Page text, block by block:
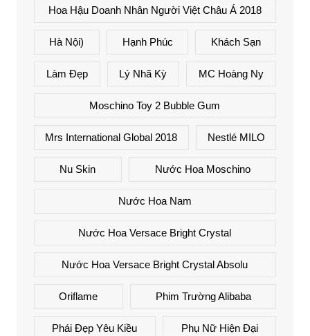
Hoa Hậu Doanh Nhân Người Việt Châu Á 2018
Hà Nội) Hạnh Phúc Khách Sạn
Làm Đẹp Lý Nhã Kỳ MC Hoàng Ny
Moschino Toy 2 Bubble Gum
Mrs International Global 2018 Nestlé MILO
Nu Skin Nước Hoa Moschino
Nước Hoa Nam
Nước Hoa Versace Bright Crystal
Nước Hoa Versace Bright Crystal Absolu
Oriflame Phim Trường Alibaba
Phái Đẹp Yêu Kiều Phụ Nữ Hiện Đại